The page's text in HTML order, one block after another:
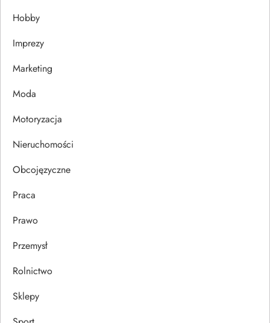
a
w
p
u
Hobby
Imprezy
Marketing
Moda
Motoryzacja
Nieruchomości
Obcojęzyczne
Praca
Prawo
Przemysł
Rolnictwo
Sklepy